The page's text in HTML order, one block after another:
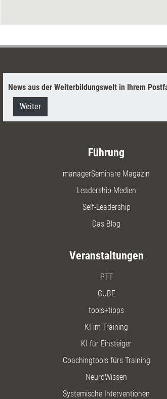
Beratungsmarkt China, das
Business, Chief Learning
Unternehmensberater in der
News aus der Weiterbildungswelt in Ihrem
Weiter
Führung
managerSeminare Magazin
Leadership-Medien
Self-Leadership
Das Blog
Veranstaltungen
PTT
CUBE
tools+tipps
KI im Training
KI für Einsteiger
Coachingtools fürs Training
NeuroWissen
Systemische Interventionen